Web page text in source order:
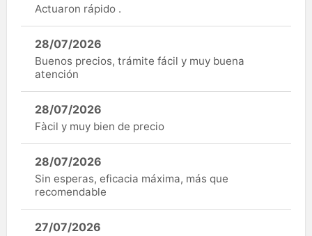
Actuaron rápido .
28/07/2026
Buenos precios, trámite fácil y muy buena
atención
28/07/2026
Fàcil y muy bien de precio
28/07/2026
Sin esperas, eficacia máxima, más que
recomendable
27/07/2026